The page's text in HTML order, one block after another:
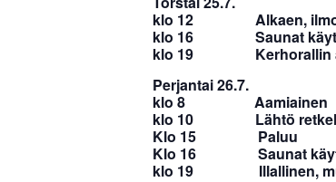
klo 12 Alkaen,
klo 16 Saunat
klo 19 Kerhorallin
Perjantai 26.7.
klo 8 Aamiainen
klo 10 Lähtö retkelle
Klo 15 Paluu
Klo 16 Saunat
klo 19 Illallinen,